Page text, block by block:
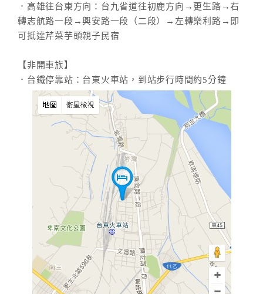
．高雄往台東方向：台九省道往初鹿方向→更生路→右
轉志航路一段→興安路一段（二段）→左轉樂利路→即
可抵達芹菜芋頭親子民宿
【非開車族】
．台鐵停靠站：台東火車站，到站步行時間約5分鐘